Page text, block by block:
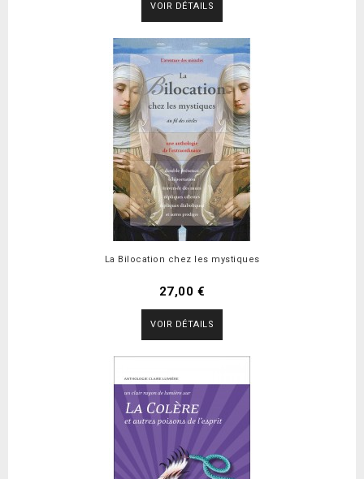
VOIR DÉTAILS
La Bilocation chez les mystiques
27,00 €
VOIR DÉTAILS